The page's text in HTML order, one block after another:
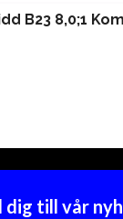
B23 8,0;1
dig till vår